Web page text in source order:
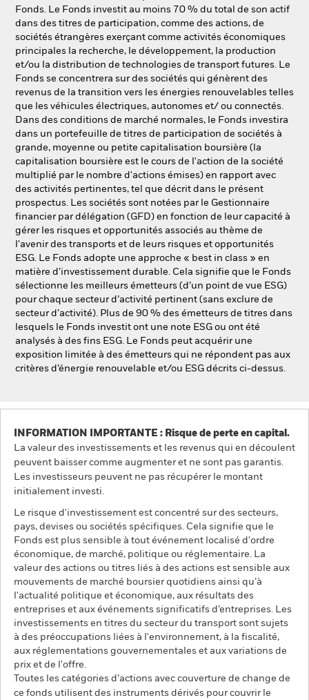
Aladdin
Notre société
Fonds. Le Fonds investit au moins 70 % du total de son actif
dans des titres de participation, comme des actions, de
sociétés étrangères exerçant comme activités économiques
principales la recherche, le développement, la production
et/ou la distribution de technologies de transport futures. Le
Fonds se concentrera sur des sociétés qui génèrent des
revenus de la transition vers les énergies renouvelables telles
que les véhicules électriques, autonomes et/ ou connectés.
Dans des conditions de marché normales, le Fonds investira
dans un portefeuille de titres de participation de sociétés à
grande, moyenne ou petite capitalisation boursière (la
capitalisation boursière est le cours de l'action de la société
multiplié par le nombre d'actions émises) en rapport avec
des activités pertinentes, tel que décrit dans le présent
prospectus. Les sociétés sont notées par le Gestionnaire
financier par délégation (GFD) en fonction de leur capacité à
gérer les risques et opportunités associés au thème de
l'avenir des transports et de leurs risques et opportunités
ESG. Le Fonds adopte une approche « best in class » en
matière d’investissement durable. Cela signifie que le Fonds
sélectionne les meilleurs émetteurs (d’un point de vue ESG)
pour chaque secteur d’activité pertinent (sans exclure de
secteur d’activité). Plus de 90 % des émetteurs de titres dans
lesquels le Fonds investit ont une note ESG ou ont été
analysés à des fins ESG. Le Fonds peut acquérir une
exposition limitée à des émetteurs qui ne répondent pas aux
critères d’énergie renouvelable et/ou ESG décrits ci-dessus.
INFORMATION IMPORTANTE : Risque de perte en capital.
La valeur des investissements et les revenus qui en découlent
peuvent baisser comme augmenter et ne sont pas garantis.
Les investisseurs peuvent ne pas récupérer le montant
initialement investi.
Le risque d'investissement est concentré sur des secteurs,
pays, devises ou sociétés spécifiques. Cela signifie que le
Fonds est plus sensible à tout événement localisé d'ordre
économique, de marché, politique ou réglementaire. La
valeur des actions ou titres liés à des actions est sensible aux
mouvements de marché boursier quotidiens ainsi qu’à
l'actualité politique et économique, aux résultats des
entreprises et aux événements significatifs d’entreprises. Les
investissements en titres du secteur du transport sont sujets
à des préoccupations liées à l'environnement, à la fiscalité,
aux réglementations gouvernementales et aux variations de
prix et de l'offre.
Toutes les catégories d’actions avec couverture de change de
ce fonds utilisent des instruments dérivés pour couvrir le